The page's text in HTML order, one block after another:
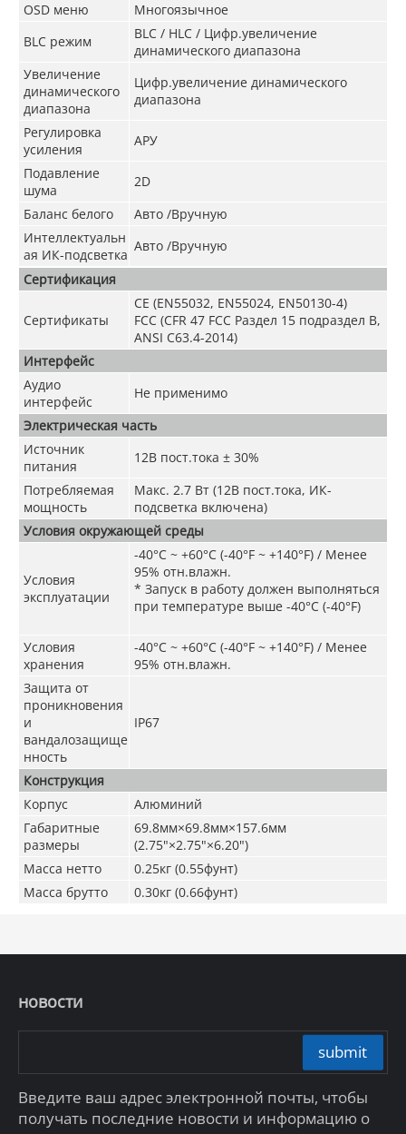
OSD меню
Многоязычное
BLC режим
BLC / HLC / Цифр.увеличение
динамического диапазона
Увеличение
динамического
диапазона
Цифр.увеличение динамического
диапазона
Регулировка
усиления
AРУ
Подавление
шума
2D
Баланс белого
Авто /Вручную
Интеллектуальн
ая ИК-подсветка
Авто /Вручную
Сертификация
Сертификаты
CE (EN55032, EN55024, EN50130-4)
FCC (CFR 47 FCC Раздел 15 подраздел B,
ANSI C63.4-2014)
Интерфейс
Аудио
интерфейс
Не применимо
Электрическая часть
Источник
питания
12В пост.тока ± 30%
Потребляемая
мощность
Макс. 2.7 Вт (12В пост.тока, ИК-
подсветка включена)
Условия окружающей среды
Условия
эксплуатации
-40°C ~ +60°C (-40°F ~ +140°F) / Менее
95% отн.влажн.
* Запуск в работу должен выполняться
при температуре выше -40°C (-40°F)
Условия
хранения
-40°C ~ +60°C (-40°F ~ +140°F) / Менее
95% отн.влажн.
Защита от
проникновения
и
вандалозащище
нность
IP67
Конструкция
Корпус
Алюминий
Габаритные
размеры
69.8мм×69.8мм×157.6мм
(2.75"×2.75"×6.20")
Масса нетто
0.25кг (0.55фунт)
Масса брутто
0.30кг (0.66фунт)
новости
submit
Введите ваш адрес электронной почты, чтобы
получать последние новости и информацию о